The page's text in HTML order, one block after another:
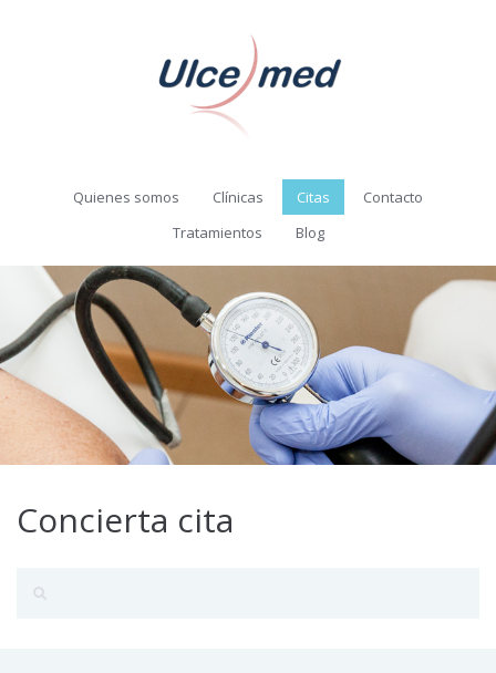
Quienes somos Clínicas Citas
Contacto
Tratamientos
Blog
Concierta cita